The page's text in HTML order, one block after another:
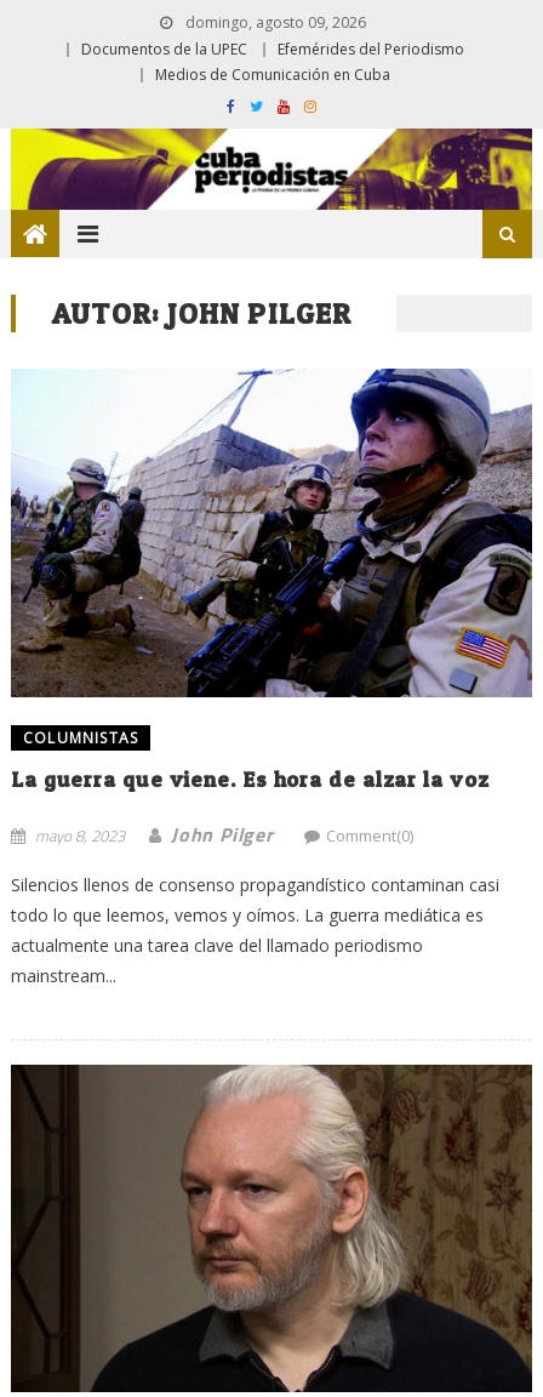
domingo, agosto 09, 2026
Documentos de la UPEC
Efemérides del Periodismo
Medios de Comunicación en Cuba
AUTOR:JOHN PILGER
COLUMNISTAS
La guerra que viene. Es hora de alzar la voz
mayo 8, 2023 John Pilger Comment(0)
Silencios llenos de consenso propagandístico contaminan casi
todo lo que leemos, vemos y oímos. La guerra mediática es
actualmente una tarea clave del llamado periodismo
mainstream...